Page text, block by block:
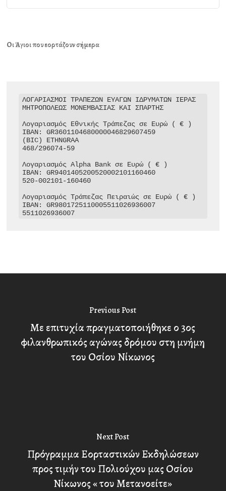
Οι Άγιοι που εορτάζουν σήμερα
ΛΟΓΑΡΙΑΣΜΟΙ ΤΡΑΠΕΖΩΝ ΕΥΑΓΩΝ ΙΔΡΥΜΑΤΩΝ ΙΕΡΑΣ
ΜΗΤΡΟΠΟΛΕΩΣ ΜΟΝΕΜΒΑΣΙΑΣ ΚΑΙ ΣΠΑΡΤΗΣ
Λογαριασμός Εθνικής Τράπεζας σε Ευρώ ( € )
IBAN: GR3601104680000046829607459
(BIC) ETHNGRAA
468/296074-59
Λογαριασμός Alpha Bank σε Ευρώ ( € )
IBAN: GR9401405200520002101160460
520-002101-160460
Λογαριασμός Τράπεζας Πειραιώς σε Ευρώ ( € )
IBAN: GR9801725110005511026936007
5511026936007
Previous Post
Με επιτυχία πραγματοποιήθηκε ο 3ος
φιλανθρωπικός αγώνας δρόμου στη μνήμη
του Οσίου Νίκωνος
Next Post
Πρόγραμμα Εορταστικών Εκδηλώσεων
προς τιμήν του Πολιούχου μας Οσίου
Νίκωνος « του Μετανοείτε»